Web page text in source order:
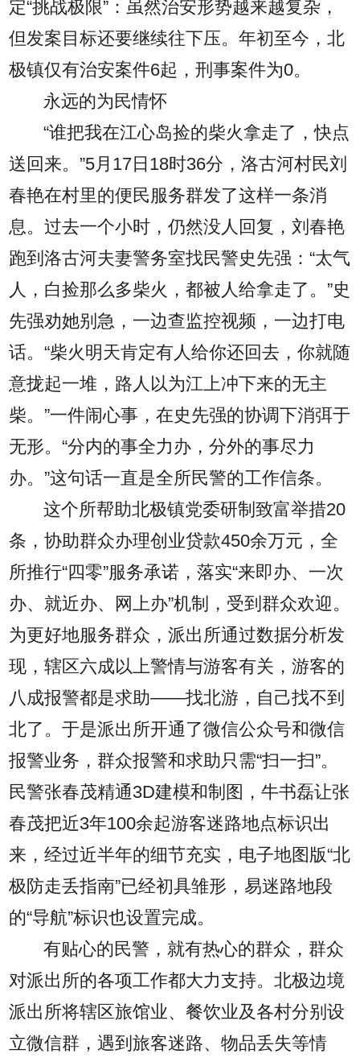
定“挑战极限”：虽然治安形势越来越复杂，
但发案目标还要继续往下压。年初至今，北
极镇仅有治安案件6起，刑事案件为0。
永远的为民情怀
“谁把我在江心岛捡的柴火拿走了，快点
送回来。”5月17日18时36分，洛古河村民刘
春艳在村里的便民服务群发了这样一条消
息。过去一个小时，仍然没人回复，刘春艳
跑到洛古河夫妻警务室找民警史先强：“太气
人，白捡那么多柴火，都被人给拿走了。”史
先强劝她别急，一边查监控视频，一边打电
话。“柴火明天肯定有人给你还回去，你就随
意拢起一堆，路人以为江上冲下来的无主
柴。”一件闹心事，在史先强的协调下消弭于
无形。“分内的事全力办，分外的事尽力
办。”这句话一直是全所民警的工作信条。
这个所帮助北极镇党委研制致富举措20
条，协助群众办理创业贷款450余万元，全
所推行“四零”服务承诺，落实“来即办、一次
办、就近办、网上办”机制，受到群众欢迎。
为更好地服务群众，派出所通过数据分析发
现，辖区六成以上警情与游客有关，游客的
八成报警都是求助——找北游，自己找不到
北了。于是派出所开通了微信公众号和微信
报警业务，群众报警和求助只需“扫一扫”。
民警张春茂精通3D建模和制图，牛书磊让张
春茂把近3年100余起游客迷路地点标识出
来，经过近半年的细节充实，电子地图版“北
极防走丢指南”已经初具雏形，易迷路地段
的“导航”标识也设置完成。
有贴心的民警，就有热心的群众，群众
对派出所的各项工作都大力支持。北极边境
派出所将辖区旅馆业、餐饮业及各村分别设
立微信群，遇到旅客迷路、物品丢失等情